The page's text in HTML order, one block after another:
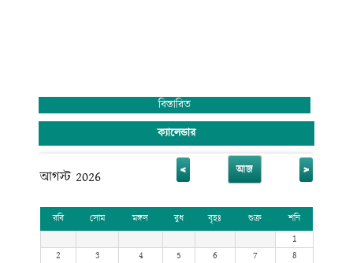
বিস্তারিত
ক্যালেন্ডার
আগস্ট 2026 < আজ >
রবি সোম মঙ্গল বুধ বৃহঃ শুক্র
শনি
1
2
3 4 5 6 7
8